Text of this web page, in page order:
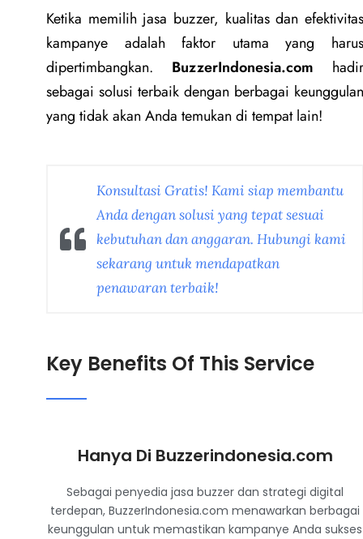
Ketika memilih jasa buzzer, kualitas dan efektivitas
kampanye adalah faktor utama yang harus
dipertimbangkan. BuzzerIndonesia.com hadir
sebagai solusi terbaik dengan berbagai keunggulan
yang tidak akan Anda temukan di tempat lain!
Konsultasi Gratis! Kami siap membantu
Anda dengan solusi yang tepat sesuai
kebutuhan dan anggaran. Hubungi kami
sekarang untuk mendapatkan
penawaran terbaik!
Key Benefits Of This Service
Hanya Di Buzzerindonesia.com
Sebagai penyedia jasa buzzer dan strategi digital
terdepan, BuzzerIndonesia.com menawarkan berbagai
keunggulan untuk memastikan kampanye Anda sukses